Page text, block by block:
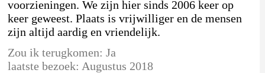
voorzieningen. We zijn hier sinds 2006 keer op
keer geweest. Plaats is vrijwilliger en de mensen
zijn altijd aardig en vriendelijk.
Zou ik terugkomen: Ja
laatste bezoek: Augustus 2018